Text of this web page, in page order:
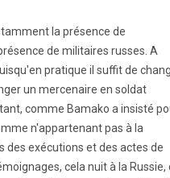
la présence de
de militaires russes. A
pratique il suffit de
un mercenaire en soldat
comme Bamako a insisté
n'appartenant pas à la
des exécutions et des actes de
cela nuit à la Russie,